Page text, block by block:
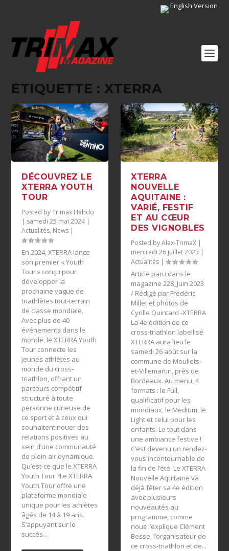
English Version
ÉTIQUETTE : XTERRA
DÉCOUVREZ LE
XTERRA YOUTH
TOUR
Posted byTrimax Hebdo
| samedi 25 mai 2024|
Actualités, News |
En 2024, XTERRA lance
son premier « Youth
Tour » conçu pour
développer la
prochaine vague de
triathlètes tout-terrain
de classe mondiale.
Avec plus de 40
événements dans le
monde, le XTERRA Youth
Tour connecte les
jeunes athlètes au
monde du cross-
triathlon, offrant un
parcours compétitif
structuré à toute
personne curieuse de
ce sport et à ceux qui
souhaitent nouer des
relations positives au
sein d’une communauté
de plein air dynamique.
Qu’est-ce que le XTERRA
Youth Tour ?Le XTERRA
Youth Tour offre une
plateforme mondiale
unique pour les athlètes
âgés de 14 à 19 ans.
S’appuyant sur le
succès...
XTERRA
NOUVELLE
AQUITAINE :
VARIÉ, FESTIF
ET AU CŒUR
DES VIGNOBLES
Posted byAlex-TrimaX |
mercredi 26 juillet 2023 |
Actualités |
Article paru dans le
magazine 228_Juin 2023
/ Rédigé par Frédéric
Millet et photos de
Cyrille Quintard -XTERRA
La 4e édition de ce
cross-triathlon labellisé
XTERRA aura lieu le
samedi 26 août sur la
commune de Mouliets-
et-Villemartin, près de
Bordeaux. Au menu, 4
formats : le Full,
qualificatif pour les
mondiaux, le Medium, le
Light et celui pour les
enfants. Le tout dans
une ambiance festive !
C’est devenu un rendez-
vous incontournable de
la fin de l’été. Le XTERRA
Nouvelle Aquitaine va
déjà fêter sa 4e édition
avec plusieurs
nouveautés au
programme, comme
nous l’explique Clément
Besse, l’organisateur de
ce cross-triathlon et de...